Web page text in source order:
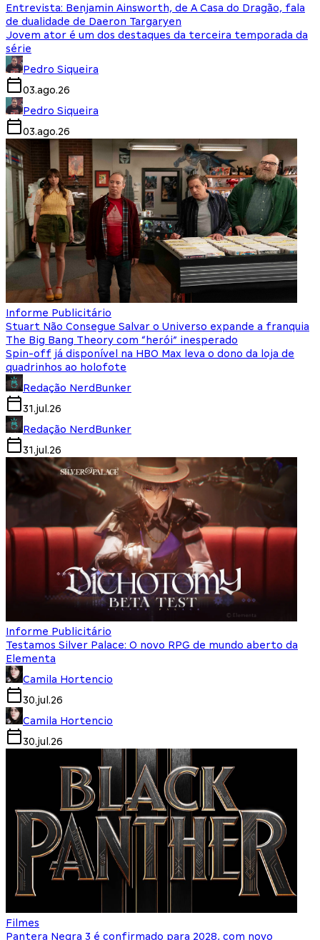
Entrevista: Benjamin Ainsworth, de A Casa do Dragão, fala
de dualidade de Daeron Targaryen
Jovem ator é um dos destaques da terceira temporada da
série
Pedro Siqueira
03.ago.26
Pedro Siqueira
03.ago.26
Informe Publicitário
Stuart Não Consegue Salvar o Universo expande a franquia
The Big Bang Theory com “herói” inesperado
Spin-off já disponível na HBO Max leva o dono da loja de
quadrinhos ao holofote
Redação NerdBunker
31.jul.26
Redação NerdBunker
31.jul.26
Informe Publicitário
Testamos Silver Palace: O novo RPG de mundo aberto da
Elementa
Camila Hortencio
30.jul.26
Camila Hortencio
30.jul.26
Filmes
Pantera Negra 3 é confirmado para 2028, com novo